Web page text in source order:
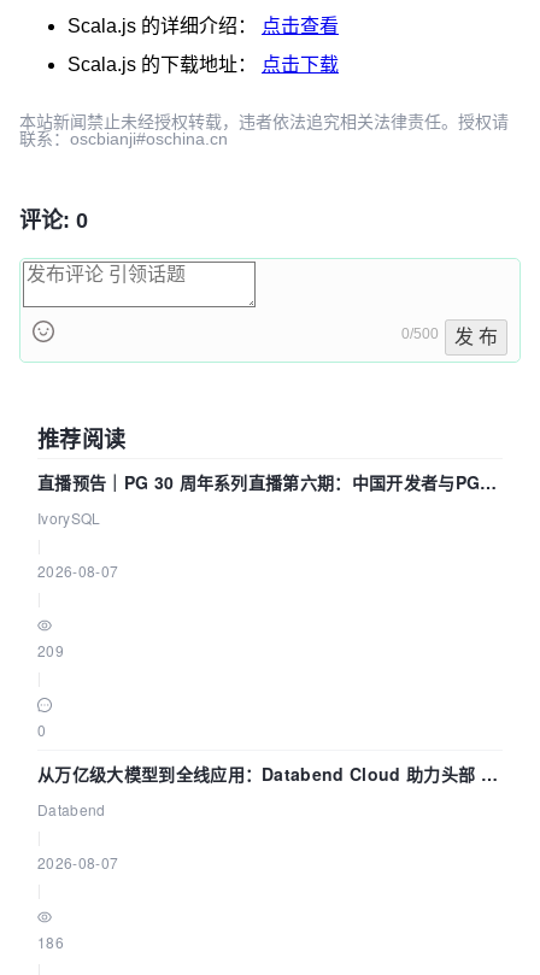
Scala.js 的详细介绍：
点击查看
Scala.js 的下载地址： 点击下载
本站新闻禁止未经授权转载，违者依法追究相关法律责任。授权请
联系：oscbianji#oschina.cn
评论: 0
0/500 发 布
推荐阅读
直播预告｜PG 30 周年系列直播第六期：中国开发者与PG内
核——我们改得动吗？我们贡献了什么？
IvorySQL
2026-08-07
209
0
从万亿级大模型到全线应用：Databend Cloud 助力头部 AI
企业构建全链路 Trace 数据管道
Databend
2026-08-07
186